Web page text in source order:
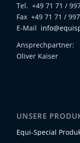
Tel. +49 71 71 /
Fax +49 71 71 /
E-Mail
Ansprechpartner:
Oliver Kaiser
UNSERE
Equi-Special